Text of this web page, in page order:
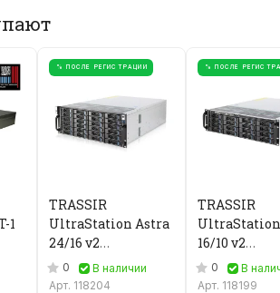
1
% ПОСЛЕ РЕГИСТРАЦИИ
TRASSIR
UltraStation Astra
24/16 v2
Видеорегистратор
IP
0
В наличии
Арт. 118204
% ПОСЛЕ
TRASSIR
16/10 v2
IP
0
В
Арт. 118199